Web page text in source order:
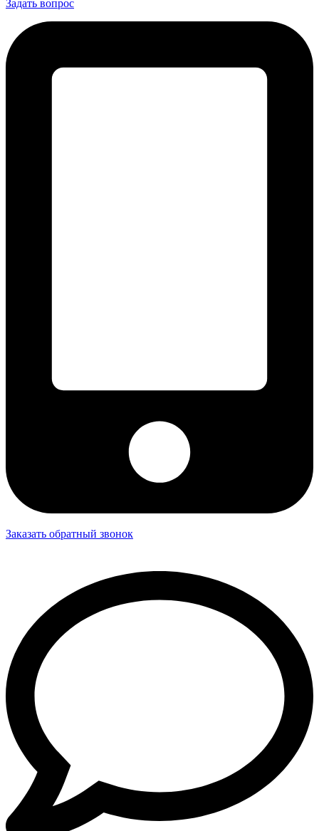
Задать вопрос
Заказать обратный звонок